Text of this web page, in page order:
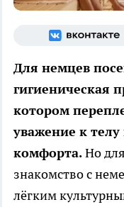
Для немцев
гигиеническая
котором
уважение к
комфорта.Но
знакомство с
лёгким